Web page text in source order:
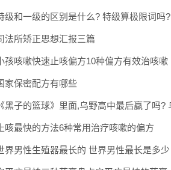
级和一级的区别是什么? 特级算极限词吗?
法所矫正思想汇报三篇
孩咳嗽快速止咳偏方10种偏方有效治咳嗽
家保密配方有哪些
咳最快的方法6种常用治疗咳嗽的偏方
界男性生殖器最长的 世界男性最长是多少